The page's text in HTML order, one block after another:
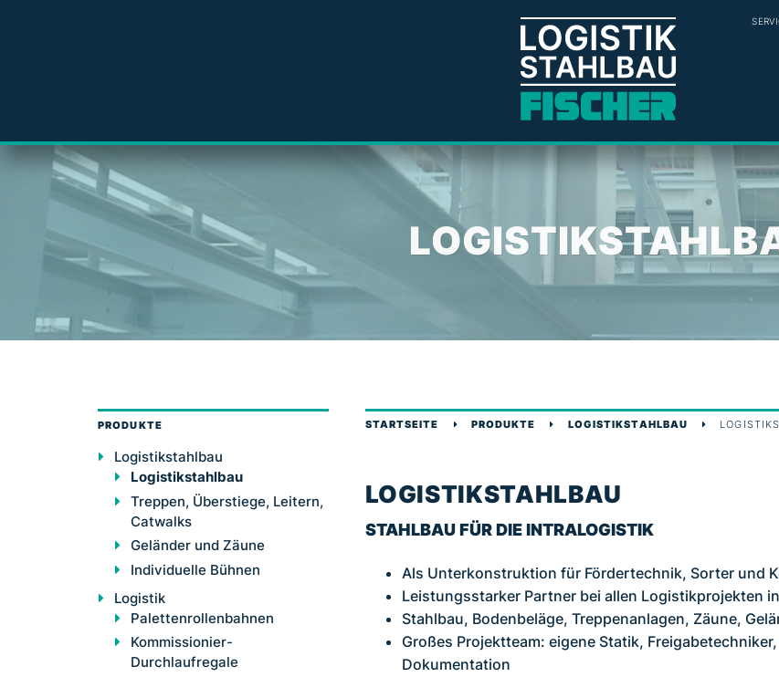
STARTSEITE PRODUKTE LOGISTIKSTAHLBAU
LOGISTIKSTAHLBAU
STAHLBAU FÜR DIE INTRALOGISTIK
Als Unterkonstruktion für Fördertechnik, Sorter und
Leistungsstarker Partner bei allen Logistikprojekten
Stahlbau, Bodenbeläge, Treppenanlagen, Zäune,
Großes Projektteam: eigene Statik,
Dokumentation
PRODUKTE
Logistikstahlbau
Logistikstahlbau
Treppen, Überstiege, Leitern,
Catwalks
Geländer und Zäune
Individuelle Bühnen
Logistik
Palettenrollenbahnen
Kommissionier-
Durchlaufregale